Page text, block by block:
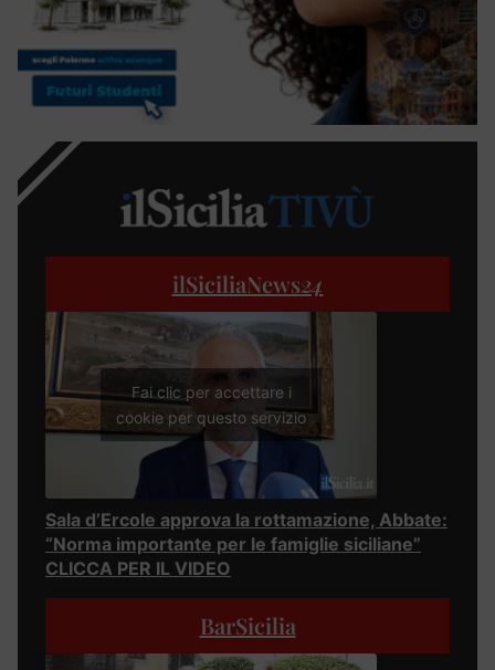
ilSiciliaNews24
Fai clic per accettare i
cookie per questo servizio
Sala d’Ercole approva la rottamazione, Abbate:
“Norma importante per le famiglie siciliane”
CLICCA PER IL VIDEO
BarSicilia